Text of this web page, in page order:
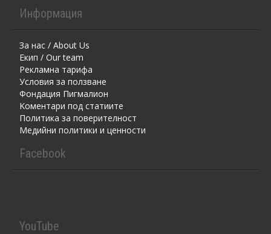
Информация
За нас / About Us
Екип / Our team
Рекламна тарифа
Условия за ползване
Фондация Пигмалион
Kоментaри под статиите
Политика за поверителност
Медийни политики и ценности
Facebook
YouTube